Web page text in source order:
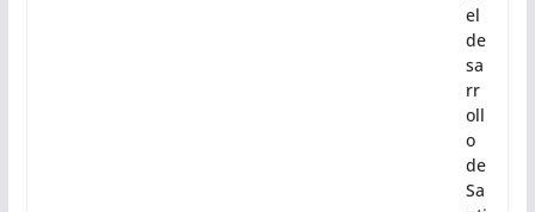
el
de
sa
rr
oll
o
de
Sa